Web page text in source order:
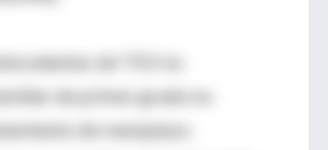
de TEV no
de primer grado no
de reemplazo